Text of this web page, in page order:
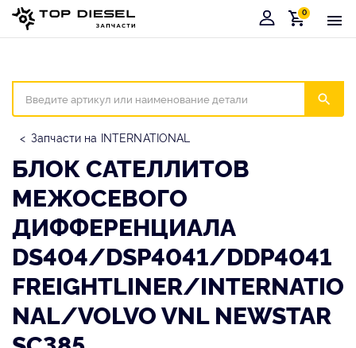
Корзина
0
Запчасти на INTERNATIONAL
БЛОК САТЕЛЛИТОВ
МЕЖОСЕВОГО
ДИФФЕРЕНЦИАЛА
DS404/DSP4041/DDP4041
FREIGHTLINER/INTERNATIO
NAL/VOLVO VNL NEWSTAR